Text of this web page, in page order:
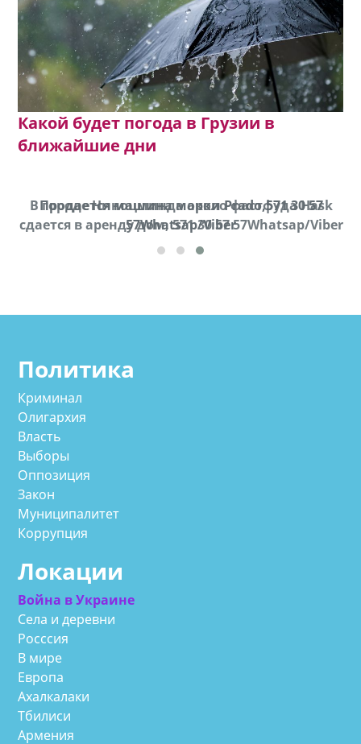
Какой будет погода в Грузии в
ближайшие дни
В городе Ниноцминда около фастфуда Hask
cдается в аренду дом, 571 30 57 57Whatsap/Viber
Продается машина марки Prado,571 30 57
57Whatsap/Viber
Политика
Криминал
Олигархия
Власть
Выборы
Оппозиция
Закон
Муниципалитет
Коррупция
Локации
Война в Украине
Села и деревни
Росссия
В мире
Европа
Ахалкалаки
Тбилиси
Армения